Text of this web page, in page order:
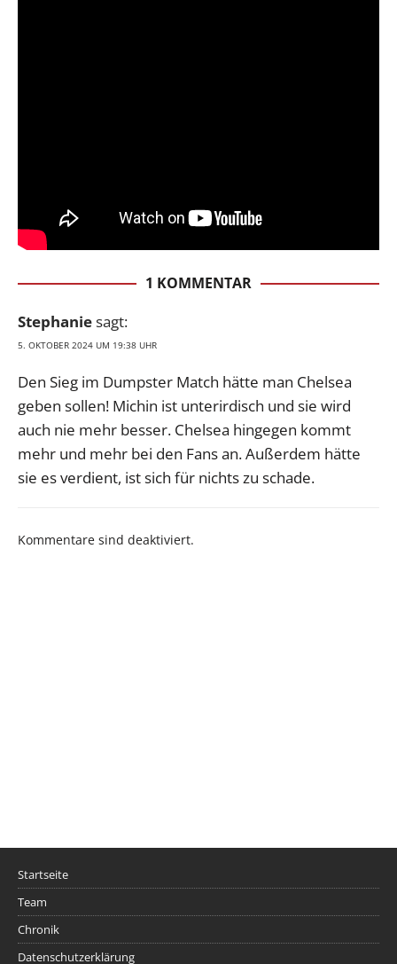
1 KOMMENTAR
Stephaniesagt:
5. OKTOBER 2024 UM 19:38 UHR
Den Sieg im Dumpster Match hätte man Chelsea
geben sollen! Michin ist unterirdisch und sie wird
auch nie mehr besser. Chelsea hingegen kommt
mehr und mehr bei den Fans an. Außerdem hätte
sie es verdient, ist sich für nichts zu schade.
Kommentare sind deaktiviert.
Startseite
Team
Chronik
Datenschutzerklärung